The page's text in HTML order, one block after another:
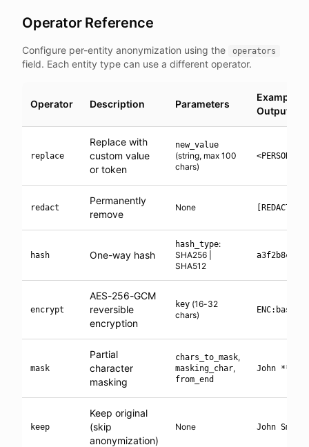
Operator Reference
Configure per-entity anonymization using the operators
field. Each entity type can use a different operator.
Operator Description Parameters
Example
Output
replace
Replace with
custom value
or token
new_value
(string, max 100
chars)
<PERSON_1>
redact
Permanently
remove
None [REDACTED]
hash One-way hash
hash_type:
SHA256 |
SHA512
a3f2b8c1...
encrypt
AES-256-GCM
reversible
encryption
key (16-32
chars)
mask
Partial
character
masking
chars_to_mask,
masking_char,
from_end
John ****
keep
Keep original
(skip
anonymization)
None John Smith